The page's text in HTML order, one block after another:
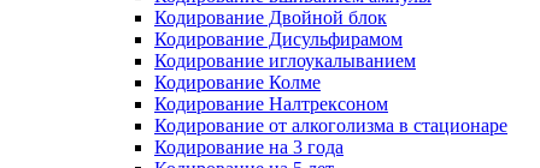
Кодирование Двойной блок
Кодирование Дисульфирамом
Кодирование иглоукалыванием
Кодирование Колме
Кодирование Налтрексоном
Кодирование от алкоголизма в стационаре
Кодирование на 3 года